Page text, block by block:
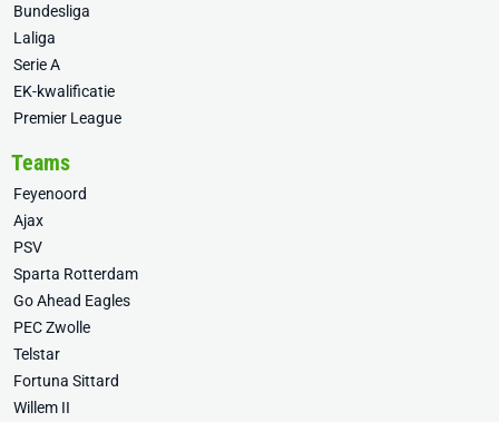
Bundesliga
Laliga
Serie A
EK-kwalificatie
Premier League
Teams
Feyenoord
Ajax
PSV
Sparta Rotterdam
Go Ahead Eagles
PEC Zwolle
Telstar
Fortuna Sittard
Willem II